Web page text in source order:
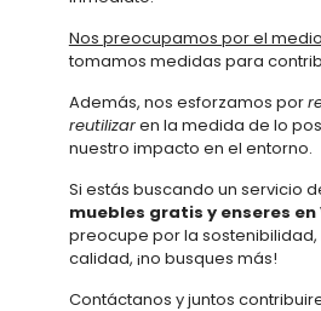
Nos preocupamos por el
tomamos medidas para
Además, nos esforzamos por
reutilizaren la medida de lo
nuestro impacto en el entorno.
Si estás buscando un servicio
muebles gratis y enseres
preocupe por la sostenibilidad,
calidad, ¡no busques más!
Contáctanos y juntos